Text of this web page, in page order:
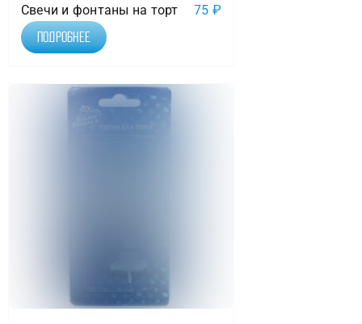
Свечи и фонтаны на торт 75 ₽
Подробнее